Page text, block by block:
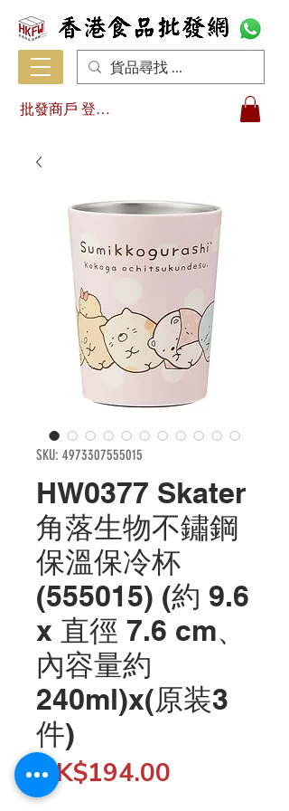
批發商戶 登入/註冊
SKU: 4973307555015
HW0377 Skater
角落生物不鏽鋼
保溫保冷杯
(555015) (約 9.6
x 直徑 7.6 cm、
內容量約
240ml)x(原装3
件)
HK$194.00